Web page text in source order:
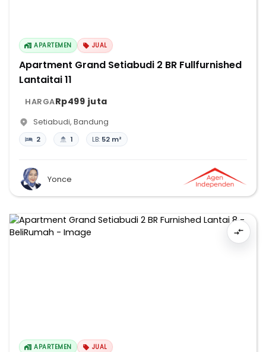
APARTEMEN JUAL
Apartment Grand Setiabudi 2 BR Fullfurnished
Lantaitai 11
HARGARp499 juta
Setiabudi, Bandung
2 1 LB: 52 m²
Yonce
APARTEMEN JUAL